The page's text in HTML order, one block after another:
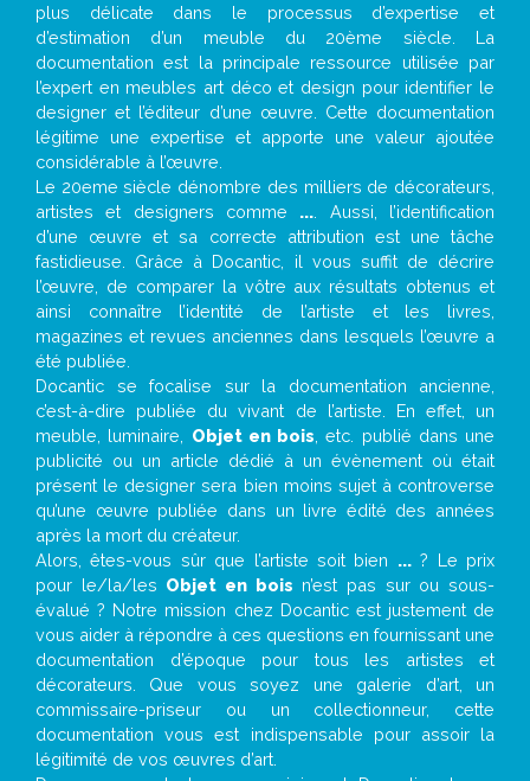
plus délicate dans le processus d’expertise et
d’estimation d’un meuble du 20ème siècle. La
documentation est la principale ressource utilisée par
l’expert en meubles art déco et design pour identifier le
designer et l’éditeur d’une œuvre. Cette documentation
légitime une expertise et apporte une valeur ajoutée
considérable à l’œuvre.
Le 20eme siècle dénombre des milliers de décorateurs,
artistes et designers comme ... . Aussi, l’identification
d’une œuvre et sa correcte attribution est une tâche
fastidieuse. Grâce à Docantic, il vous suffit de décrire
l’œuvre, de comparer la vôtre aux résultats obtenus et
ainsi connaître l’identité de l’artiste et les livres,
magazines et revues anciennes dans lesquels l’œuvre a
été publiée.
Docantic se focalise sur la documentation ancienne,
c’est-à-dire publiée du vivant de l’artiste. En effet, un
meuble, luminaire, Objet en bois , etc. publié dans une
publicité ou un article dédié à un évènement où était
présent le designer sera bien moins sujet à controverse
qu’une œuvre publiée dans un livre édité des années
après la mort du créateur.
Alors, êtes-vous sûr que l’artiste soit bien ...? Le prix
pour le/la/les Objet en bois n’est pas sur ou sous-
évalué ? Notre mission chez Docantic est justement de
vous aider à répondre à ces questions en fournissant une
documentation d’époque pour tous les artistes et
décorateurs. Que vous soyez une galerie d’art, un
commissaire-priseur ou un collectionneur, cette
documentation vous est indispensable pour assoir la
légitimité de vos œuvres d’art.